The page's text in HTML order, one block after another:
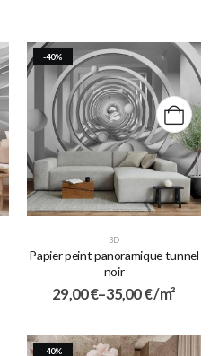
-40%
3D
Papier peint panoramique tunnel
noir
29,00€–35,00€/ m²
-40%